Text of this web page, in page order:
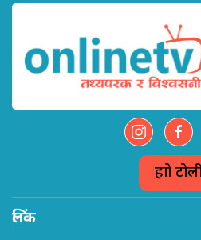
हाम्रो
लिंक